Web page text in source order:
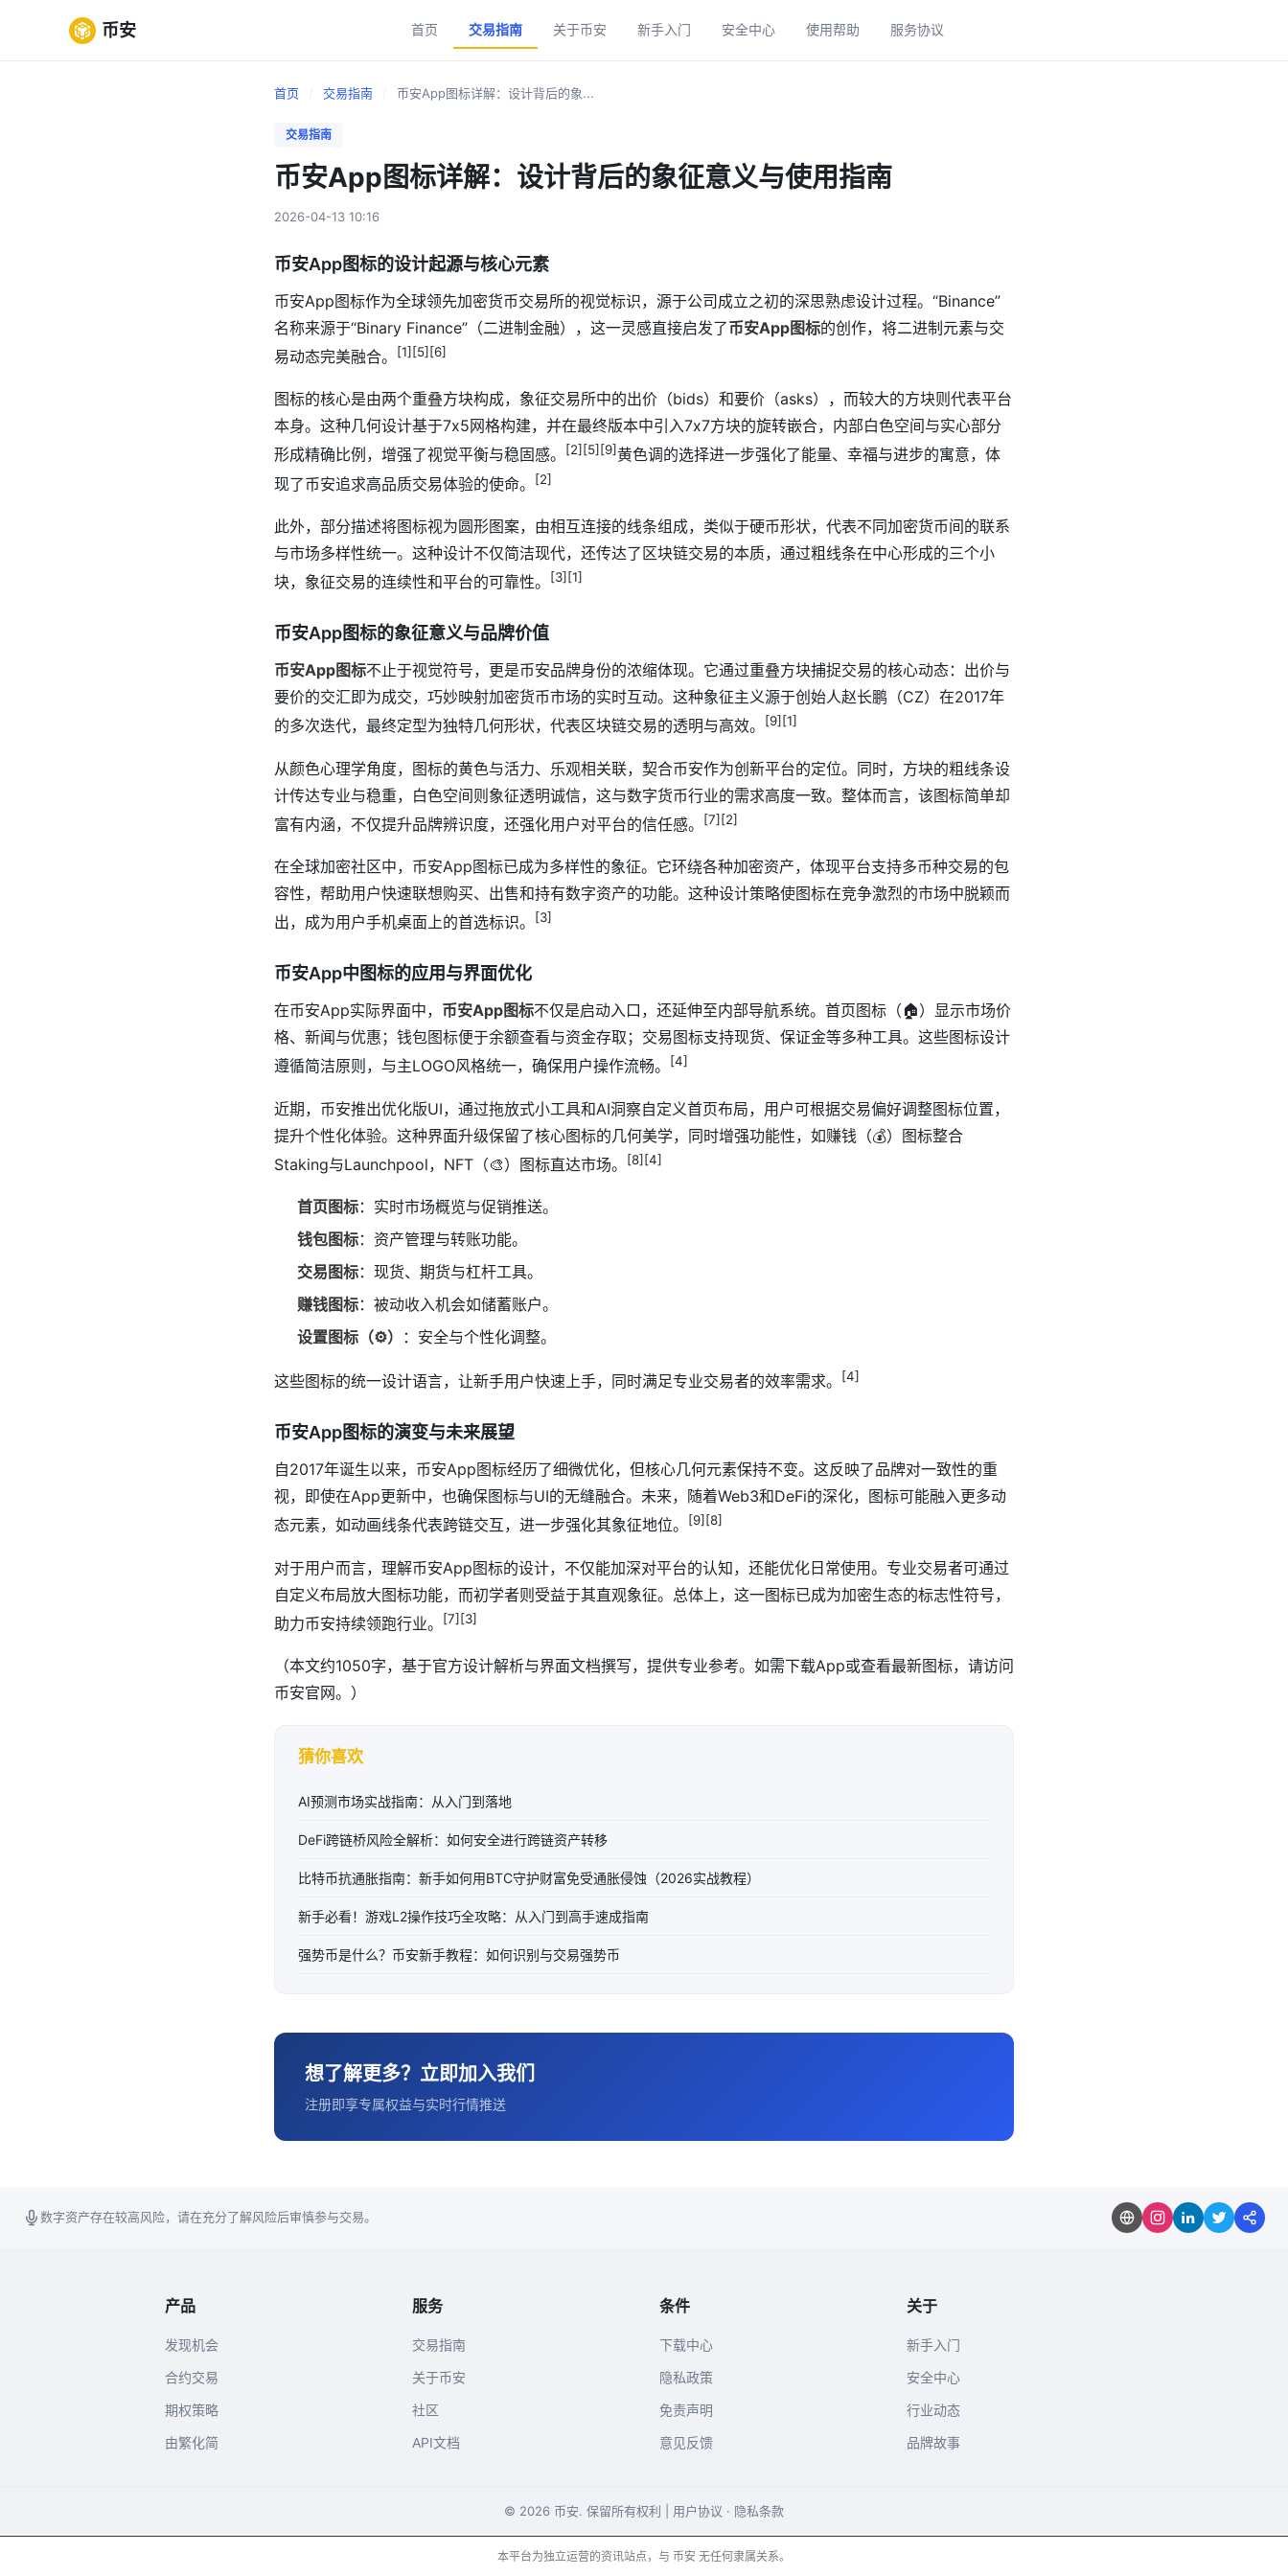
币安 首页 交易指南 关于币安 新手入门 安全中心 使用帮助 服务协议
首页 交易指南 币安App图标详解：设计背后的象...
交易指南
币安App图标详解：设计背后的象征意义与使用指南
2026-04-13 10:16
币安App图标的设计起源与核心元素
币安App图标作为全球领先加密货币交易所的视觉标识，源于公司成立之初的深思熟虑设计过程。“Binance”
名称来源于“Binary Finance”（二进制金融），这一灵感直接启发了币安App图标的创作，将二进制元素与交
易动态完美融合。
[1][5][6]
图标的核心是由两个重叠方块构成，象征交易所中的出价（bids）和要价（asks），而较大的方块则代表平台
本身。这种几何设计基于7x5网格构建，并在最终版本中引入7x7方块的旋转嵌合，内部白色空间与实心部分
形成精确比例，增强了视觉平衡与稳固感。
[2][5][9]黄色调的选择进一步强化了能量、幸福与进步的寓意，体
现了币安追求高品质交易体验的使命。
[2]
此外，部分描述将图标视为圆形图案，由相互连接的线条组成，类似于硬币形状，代表不同加密货币间的联系
与市场多样性统一。这种设计不仅简洁现代，还传达了区块链交易的本质，通过粗线条在中心形成的三个小
块，象征交易的连续性和平台的可靠性。
[3][1]
币安App图标的象征意义与品牌价值
币安App图标不止于视觉符号，更是币安品牌身份的浓缩体现。它通过重叠方块捕捉交易的核心动态：出价与
要价的交汇即为成交，巧妙映射加密货币市场的实时互动。这种象征主义源于创始人赵长鹏（CZ）在2017年
的多次迭代，最终定型为独特几何形状，代表区块链交易的透明与高效。
[9][1]
从颜色心理学角度，图标的黄色与活力、乐观相关联，契合币安作为创新平台的定位。同时，方块的粗线条设
计传达专业与稳重，白色空间则象征透明诚信，这与数字货币行业的需求高度一致。整体而言，该图标简单却
富有内涵，不仅提升品牌辨识度，还强化用户对平台的信任感。
[7][2]
在全球加密社区中，币安App图标已成为多样性的象征。它环绕各种加密资产，体现平台支持多币种交易的包
容性，帮助用户快速联想购买、出售和持有数字资产的功能。这种设计策略使图标在竞争激烈的市场中脱颖而
出，成为用户手机桌面上的首选标识。
[3]
币安App中图标的应用与界面优化
在币安App实际界面中， 币安App图标不仅是启动入口，还延伸至内部导航系统。首页图标（🏠）显示市场价
格、新闻与优惠；钱包图标便于余额查看与资金存取；交易图标支持现货、保证金等多种工具。这些图标设计
遵循简洁原则，与主LOGO风格统一，确保用户操作流畅。
[4]
近期，币安推出优化版UI，通过拖放式小工具和AI洞察自定义首页布局，用户可根据交易偏好调整图标位置，
提升个性化体验。这种界面升级保留了核心图标的几何美学，同时增强功能性，如赚钱（💰）图标整合
Staking与Launchpool，NFT（🎨）图标直达市场。
[8][4]
首页图标：实时市场概览与促销推送。
钱包图标：资产管理与转账功能。
交易图标：现货、期货与杠杆工具。
赚钱图标：被动收入机会如储蓄账户。
设置图标（⚙️）
：安全与个性化调整。
这些图标的统一设计语言，让新手用户快速上手，同时满足专业交易者的效率需求。 [4]
币安App图标的演变与未来展望
自2017年诞生以来，币安App图标经历了细微优化，但核心几何元素保持不变。这反映了品牌对一致性的重
视，即使在App更新中，也确保图标与UI的无缝融合。未来，随着Web3和DeFi的深化，图标可能融入更多动
态元素，如动画线条代表跨链交互，进一步强化其象征地位。
[9][8]
对于用户而言，理解币安App图标的设计，不仅能加深对平台的认知，还能优化日常使用。专业交易者可通过
自定义布局放大图标功能，而初学者则受益于其直观象征。总体上，这一图标已成为加密生态的标志性符号，
助力币安持续领跑行业。
[7][3]
（本文约1050字，基于官方设计解析与界面文档撰写，提供专业参考。如需下载App或查看最新图标，请访问
币安官网。）
猜你喜欢
AI预测市场实战指南：从入门到落地
DeFi跨链桥风险全解析：如何安全进行跨链资产转移
比特币抗通胀指南：新手如何用BTC守护财富免受通胀侵蚀（2026实战教程）
新手必看！游戏L2操作技巧全攻略：从入门到高手速成指南
强势币是什么？币安新手教程：如何识别与交易强势币
想了解更多？立即加入我们
注册即享专属权益与实时行情推送
数字资产存在较高风险，请在充分了解风险后审慎参与交易。
产品
发现机会
合约交易
期权策略
由繁化简
服务
交易指南
关于币安
社区
API文档
条件
下载中心
隐私政策
免责声明
意见反馈
关于
新手入门
安全中心
行业动态
品牌故事
© 2026 币安. 保留所有权利 | 用户协议 · 隐私条款
本平台为独立运营的资讯站点，与 币安 无任何隶属关系。